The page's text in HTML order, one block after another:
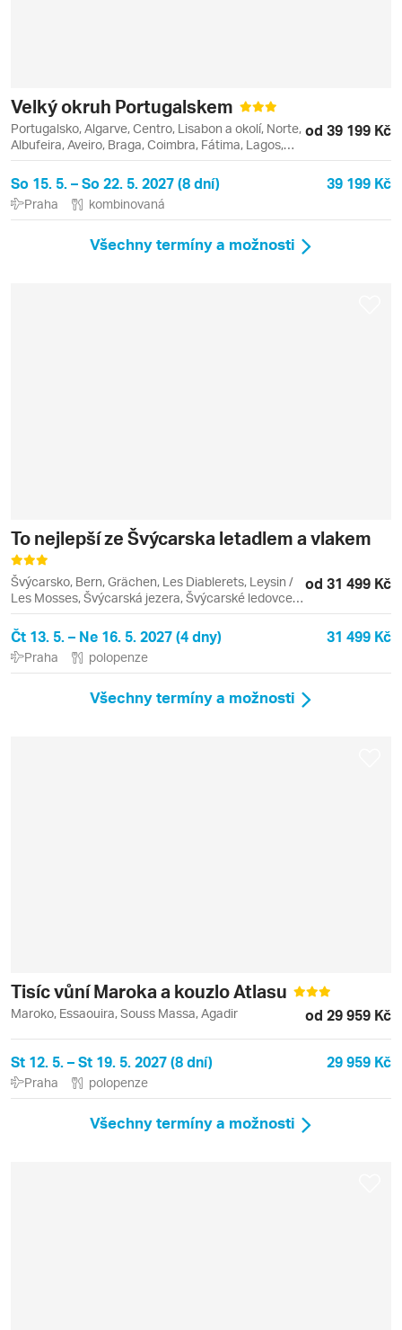
Velký okruh Portugalskem
Portugalsko, Algarve, Centro, Lisabon a okolí, Norte,
Albufeira, Aveiro, Braga, Coimbra, Fátima, Lagos,
Lisabon, Oura, Porto, Quarteira, Sintra
od 39 199 Kč
So 15. 5. – So 22. 5. 2027 (8 dní) 39 199 Kč
Praha kombinovaná
Všechny termíny a možnosti
To nejlepší ze Švýcarska letadlem a vlakem
Švýcarsko, Bern, Grächen, Les Diablerets, Leysin /
Les Mosses, Švýcarská jezera, Švýcarské ledovce,
Vaud, Villars-sur-Ollon, Wallis (Valais), Aigle,
Lausanne, Les Diablerets (ledovec), Leysin, Visp,
Ženevské jezero
od 31 499 Kč
Čt 13. 5. – Ne 16. 5. 2027 (4 dny) 31 499 Kč
Praha polopenze
Všechny termíny a možnosti
Tisíc vůní Maroka a kouzlo Atlasu
Maroko, Essaouira, Souss Massa, Agadir od 29 959 Kč
St 12. 5. – St 19. 5. 2027 (8 dní) 29 959 Kč
Praha polopenze
Všechny termíny a možnosti